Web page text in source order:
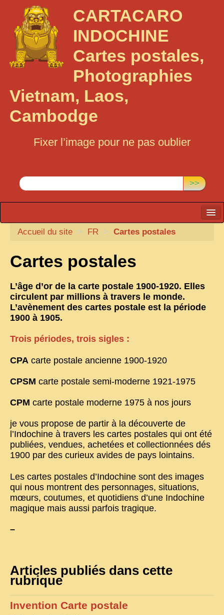
CARTACARO
INDOCHINE
Cartes postales,
Photographies
Vietnam, Laos,
Cambodge
Fixer l’image pour ne pas oublier
>>
CARTACARO
PHOTOGRAPHES, EDITEURS
ILLUSTRATEURS
TONKIN
FRONTIÈRE
1908, RÉVOLTE
ANNAM CENTRE
CAMBODGE
REMARQUABLES
ALBUMS DE FAMILLE
INDOCHINE HISTORIQUE
INSOLITES
ENQUÊTES
Accueil du site > FR > Cartes postales
Cartes postales
L’âge d’or de la carte postale 1900-1920. Elles
circulent par millions à travers le monde.
L’avènement des cartes postale est la période
1900 à 1905.
Trois périodes, trois sigles :
CPA carte postale ancienne 1900-1920
CPSM carte postale semi-moderne 1921-1975
CPM carte postale moderne 1975 à nos jours
je vous propose de partir à la découverte de
l’Indochine à travers les cartes postales qui ont été
publiées, vendues, achetées et collectionnées dés
1900 par des curieux avides de pays lointains.
Les cartes postales d’Indochine sont des images
qui nous montrent des personnages, situations,
mœurs, coutumes, et quotidiens d’une Indochine
magique mais aussi parfois tragique.
–
Articles publiés dans cette
rubrique
Invention Carte postale